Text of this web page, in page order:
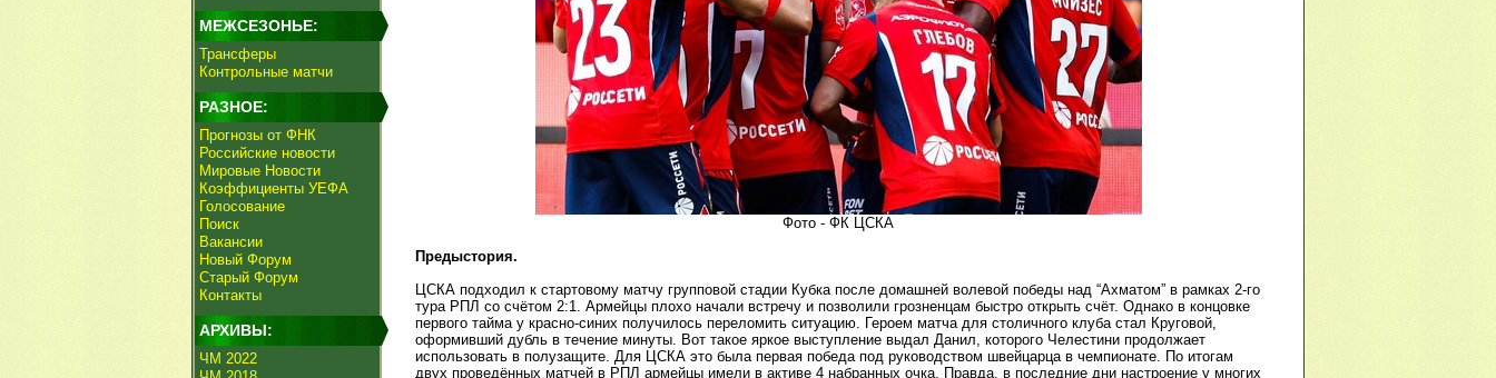
МЕЖСЕЗОНЬЕ:
Трансферы
Контрольные матчи
РАЗНОЕ:
Прогнозы от ФНК
Российские новости
Мировые Новости
Коэффициенты УЕФА
Голосование
Поиск
Вакансии
Новый Форум
Старый Форум
Контакты
АРХИВЫ:
ЧМ 2022
Фото - ФК ЦСКА
Предыстория.
ЦСКА подходил к стартовому матчу групповой стадии Кубка после домашней волевой победы над “Ахматом” в рамках 2-го
тура РПЛ со счётом 2:1. Армейцы плохо начали встречу и позволили грозненцам быстро открыть счёт. Однако в концовке
первого тайма у красно-синих получилось переломить ситуацию. Героем матча для столичного клуба стал Круговой,
оформивший дубль в течение минуты. Вот такое яркое выступление выдал Данил, которого Челестини продолжает
использовать в полузащите. Для ЦСКА это была первая победа под руководством швейцарца в чемпионате. По итогам
двух проведённых матчей в РПЛ армейцы имели в активе 4 набранных очка. Правда, в последние дни настроение у многих